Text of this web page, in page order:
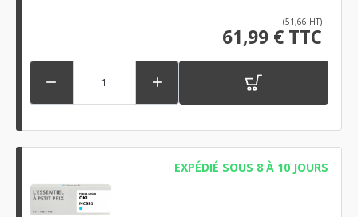
(51,66 HT)
61,99 € TTC
 
EXPÉDIÉ SOUS 8 À 10 JOURS